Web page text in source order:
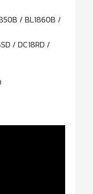
/ BL1860B /
/ DC18RD /